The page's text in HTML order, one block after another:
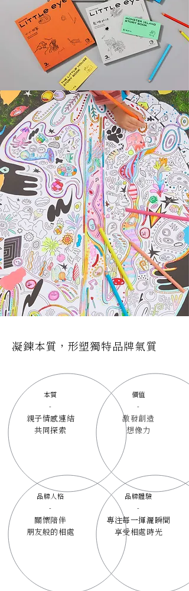
凝鍊本質，形塑獨特品牌氣質
本質
-
親子情感連結
共同探索
價值
-
激發創造
想像力
品牌人格
-
關懷陪伴
朋友般的相處
品牌體驗
-
專注每一揮灑瞬間
享受相處時光